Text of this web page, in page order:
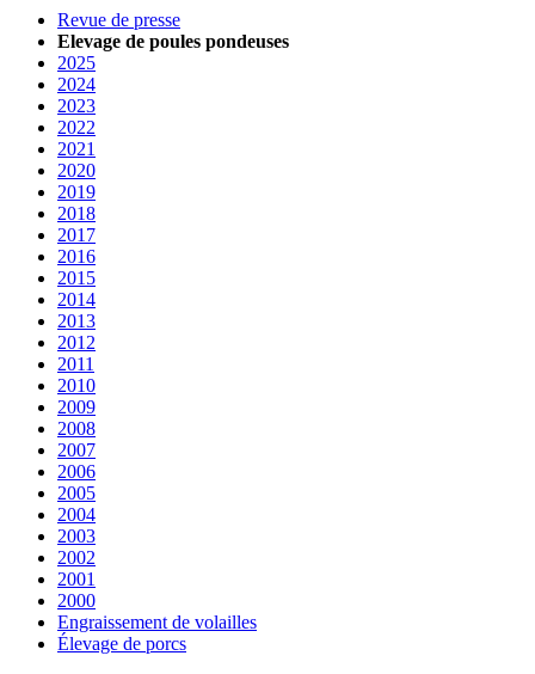
Revue de presse
Elevage de poules pondeuses
2025
2024
2023
2022
2021
2020
2019
2018
2017
2016
2015
2014
2013
2012
2011
2010
2009
2008
2007
2006
2005
2004
2003
2002
2001
2000
Engraissement de volailles
Élevage de porcs